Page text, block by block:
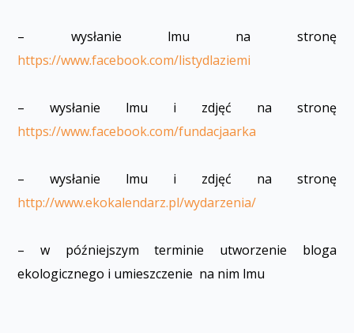
– wysłanie filmu na stronę
https://www.facebook.com/listydlaziemi
– wysłanie filmu i zdjęć na stronę
https://www.facebook.com/fundacjaarka
– wysłanie filmu i zdjęć na stronę
http://www.ekokalendarz.pl/wydarzenia/
– w późniejszym terminie utworzenie bloga
ekologicznego i umieszczenie na nim filmu